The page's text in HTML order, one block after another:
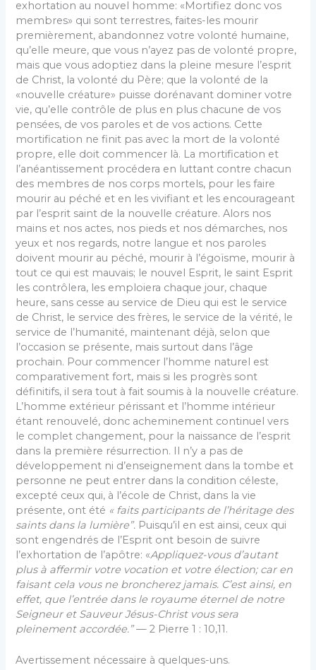
exhortation au nouvel homme: «Mortifiez donc vos
membres» qui sont terrestres, faites-les mourir
premièrement, abandonnez votre volonté humaine,
qu’elle meure, que vous n’ayez pas de volonté propre,
mais que vous adoptiez dans la pleine mesure l’esprit
de Christ, la volonté du Père; que la volonté de la
«nou­velle créature» puisse dorénavant dominer votre
vie, qu’elle contrôle de plus en plus chacune de vos
pensées, de vos paroles et de vos actions. Cette
mortification ne finit pas avec la mort de la volonté
propre, elle doit commencer là. La mortification et
l’anéantissement procédera en luttant contre chacun
des membres de nos corps mortels, pour les faire
mourir au péché et en les vivifiant et les encourageant
par l’esprit saint de la nouvelle créature. Alors nos
mains et nos actes, nos pieds et nos démarches, nos
yeux et nos regards, notre langue et nos paroles
doivent mourir au péché, mourir à l’égoïsme, mourir à
tout ce qui est mauvais; le nouvel Esprit, le saint Esprit
les contrôlera, les emploiera chaque jour, chaque
heure, sans cesse au service de Dieu qui est le service
de Christ, le service des frères, le service de la vérité, le
service de l’humanité, maintenant déjà, selon que
l’occasion se présente, mais surtout dans l’âge
prochain. Pour commencer l’homme naturel est
comparativement fort, mais si les progrès sont
définitifs, il sera tout à fait soumis à la nouvelle créature.
L’homme extérieur périssant et l’homme intérieur
étant renouvelé, donc acheminement continuel vers
le complet changement, pour la naissance de l’esprit
dans la première résurrection. Il n’y a pas de
développement ni d’enseignement dans la tombe et
personne ne peut entrer dans la condition céleste,
excepté ceux qui, à l’école de Christ, dans la vie
présente, ont été « faits participants de l’héritage des
saints dans la lumière”. Puisqu’il en est ainsi, ceux qui
sont engendrés de l’Esprit ont besoin de suivre
l’exhortation de l’apôtre: «Appliquez-vous d’autant
plus à affermir votre vocation et votre élection; car en
faisant cela vous ne bron­cherez jamais. C’est ainsi, en
effet, que l’entrée dans le royaume éternel de notre
Seigneur et Sauveur Jésus-Christ vous sera
pleinement accordée.”— 2 Pierre 1 : 10,11.
Avertissement nécessaire à quelques-uns.